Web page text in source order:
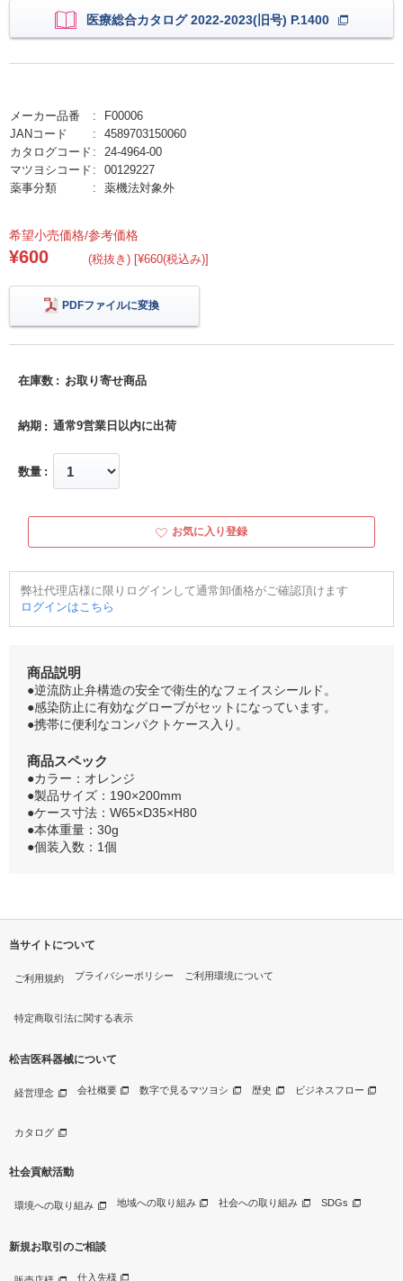
医療総合カタログ 2022-2023(旧号) P.1400
メーカー品番
F00006
JANコード
4589703150060
カタログコード
24-4964-00
マツヨシコード
00129227
薬事分類
薬機法対象外
希望小売価格/参考価格
¥600 (税抜き) [¥660(税込み)]
PDFファイルに変換
在庫数 お取り寄せ商品
納期 通常9営業日以内に出荷
数量
お気に入り登録
弊社代理店様に限りログインして通常卸価格がご確認頂けます
ログインはこちら
商品説明
●逆流防止弁構造の安全で衛生的なフェイスシールド。
●感染防止に有効なグローブがセットになっています。
●携帯に便利なコンパクトケース入り。
商品スペック
●カラー：オレンジ
●製品サイズ：190×200mm
●ケース寸法：W65×D35×H80
●本体重量：30g
●個装入数：1個
当サイトについて
ご利用規約 プライバシーポリシー ご利用環境について
特定商取引法に関する表示
松吉医科器械について
経営理念 会社概要 数字で見るマツヨシ 歴史 ビジネスフロー
カタログ
社会貢献活動
環境への取り組み 地域への取り組み 社会への取り組み SDGs
新規お取引のご相談
仕入先様